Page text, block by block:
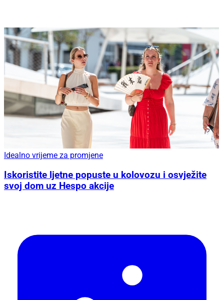
Idealno vrijeme za promjene
Iskoristite ljetne popuste u kolovozu i osvježite
svoj dom uz Hespo akcije